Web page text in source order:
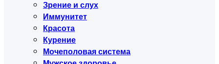
Зрение и слух
Иммунитет
Красота
Курение
Мочеполовая система